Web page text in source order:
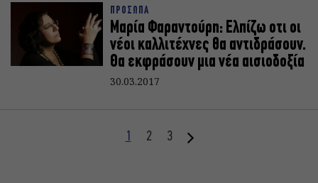
ΠΡΟΣΩΠΑ
Μαρία Φαραντούρη: Ελπίζω οτι οι
νέοι καλλιτέχνες θα αντιδράσουν.
Θα εκφράσουν μια νέα αισιοδοξία
30.03.2017
1 2 3